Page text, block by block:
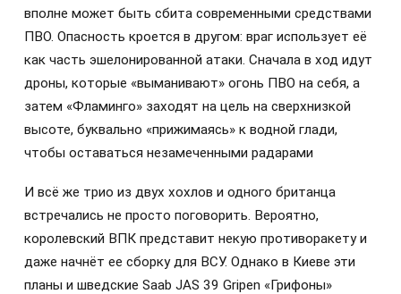
вполне может быть сбита современными средствами
ПВО. Опасность кроется в другом: враг использует её
как часть эшелонированной атаки. Сначала в ход идут
дроны, которые «выманивают» огонь ПВО на себя, а
затем «Фламинго» заходят на цель на сверхнизкой
высоте, буквально «прижимаясь» к водной глади,
чтобы оставаться незамеченными радарами
И всё же трио из двух хохлов и одного британца
встречались не просто поговорить. Вероятно,
королевский ВПК представит некую противоракету и
даже начнёт ее сборку для ВСУ. Однако в Киеве эти
планы и шведские Saab JAS 39 Gripen «Грифоны»